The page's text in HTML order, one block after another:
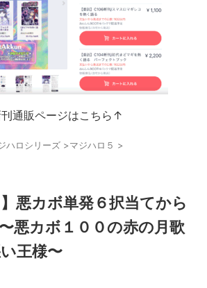
通販ページはこちら↑
ハロシリーズ >マジハロ５ >
】悪カボ単発６択当てから
悪カボ１００の赤の月歌
王様〜